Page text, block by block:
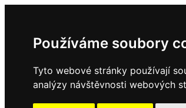
Používáme soubory
Tyto webové stránky používají
analýzy návštěvnosti webových